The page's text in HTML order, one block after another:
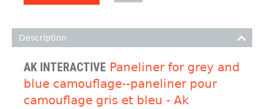
Description
AK INTERACTIVE Paneliner for grey and
blue camouflage--paneliner pour
camouflage gris et bleu - Ak